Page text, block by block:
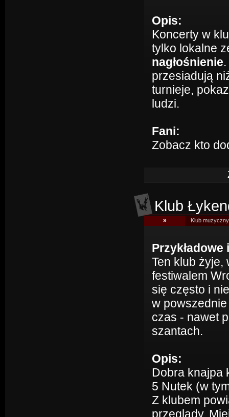
Opis:
Koncerty w
tylko lokalne
nagłośnienie
przesiadują
turnieje,
ludzi.
Fani:
Zobacz kto
Klub
» Klub
Przykładowe
Ten klub żyje,
festiwalem
się często i
w powszednie
czas - nawet
szantach.
Opis:
Dobra knajpa
5 Nutek (w
Z klubem
przeglądy.